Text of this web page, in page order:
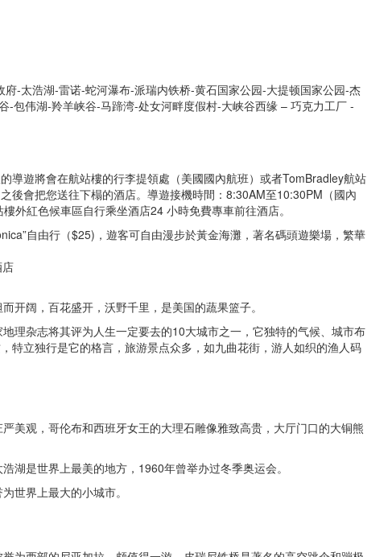
-太浩湖-雷诺-蛇河瀑布-派瑞内铁桥-黄石国家公园-大提顿国家公园-杰
包伟湖-羚羊峡谷-马蹄湾-处女河畔度假村-大峡谷西缘 – 巧克力工厂 -
導遊將會在航站樓的行李提領處（美國國內航班）或者TomBradley航站
後會把您送往下榻的酒店。導遊接機時間：8:30AM至10:30PM（國內
外紅色候車區自行乘坐酒店24 小時免費專車前往酒店。
自由行（$25)，遊客可自由漫步於黃金海灘，著名碼頭遊樂場，繁華
开阔，百花盛开，沃野千里，是美国的蔬果篮子。
理杂志将其评为人生一定要去的10大城市之一，它独特的气候、城市布
特立独行是它的格言，旅游景点众多，如九曲花街，游人如织的渔人码
美观，哥伦布和西班牙女王的大理石雕像雅致高贵，大厅门口的大铜熊
湖是世界上最美的地方，1960年曾举办过冬季奥运会。
世界上最大的小城市。